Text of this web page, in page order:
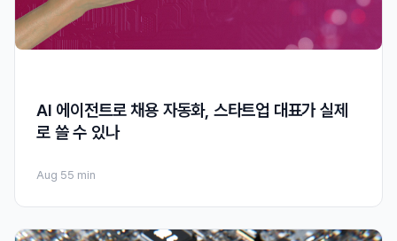
AI 에이전트로 채용 자동화, 스타트업 대표가 실제
로 쓸 수 있나
Aug 55 min